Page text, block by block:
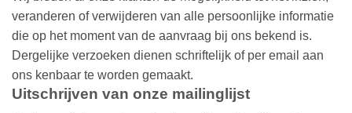
veranderen of verwijderen van alle persoonlijke informatie
die op het moment van de aanvraag bij ons bekend is.
Dergelijke verzoeken dienen schriftelijk of per email aan
ons kenbaar te worden gemaakt.
Uitschrijven van onze mailinglijst